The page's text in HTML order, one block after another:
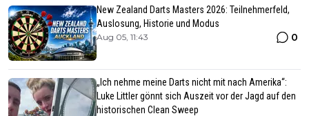
New Zealand Darts Masters 2026: Teilnehmerfeld,
Auslosung, Historie und Modus
Aug 05, 11:43 0
„Ich nehme meine Darts nicht mit nach Amerika“:
Luke Littler gönnt sich Auszeit vor der Jagd auf den
historischen Clean Sweep